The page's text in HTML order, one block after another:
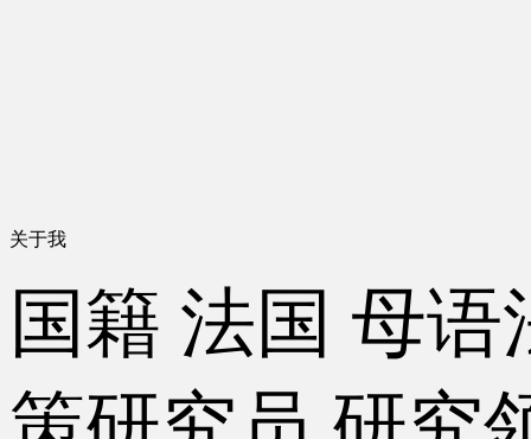
关于我
国籍 法国 母语